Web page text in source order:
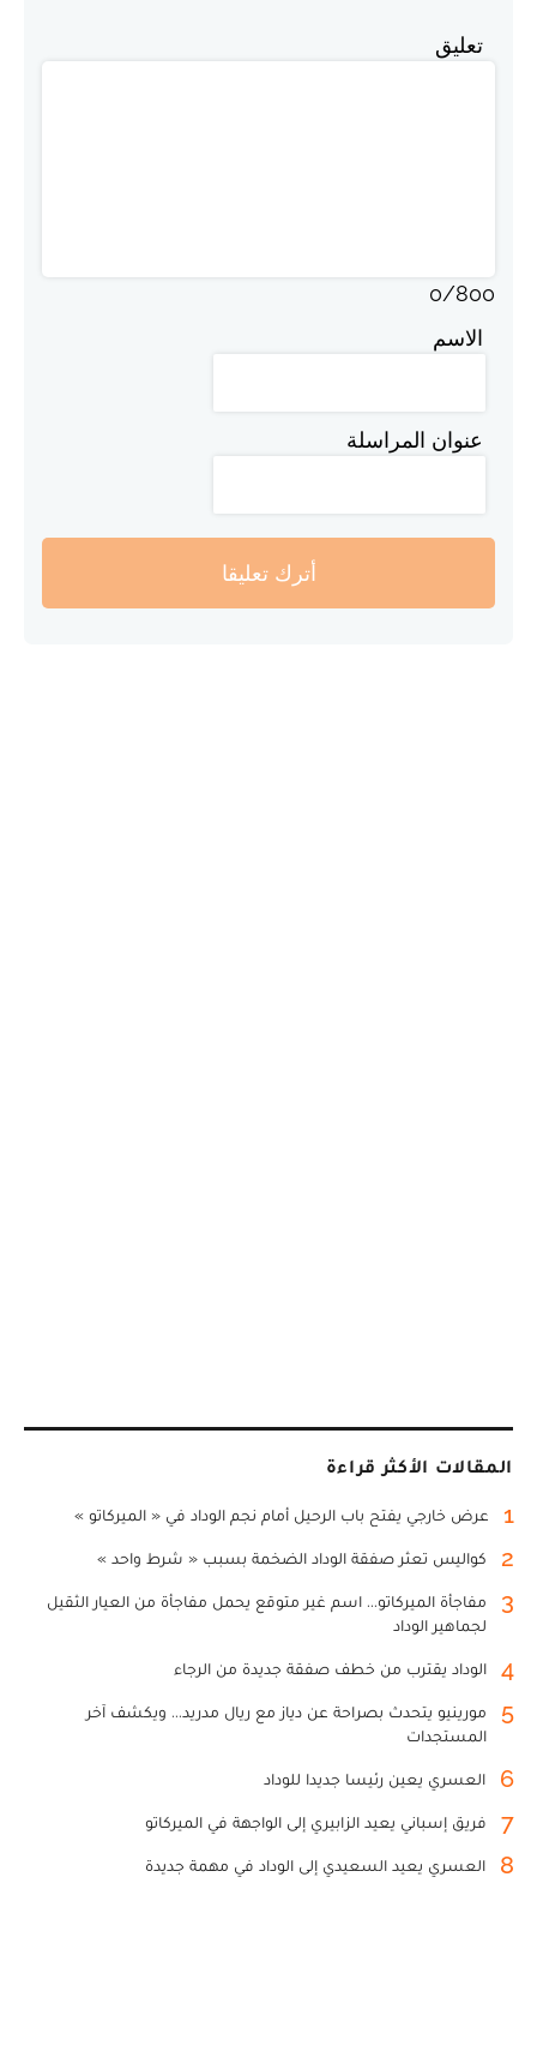
تعليق
0/800
الاسم
عنوان المراسلة
أترك تعليقا
المقالات الأكثر قراءة
1 عرض خارجي يفتح باب الرحيل أمام نجم الوداد في « الميركاتو »
2 كواليس تعثر صفقة الوداد الضخمة بسبب « شرط واحد »
3
مفاجأة الميركاتو... اسم غير متوقع يحمل مفاجأة من العيار الثقيل
لجماهير الوداد
4 الوداد يقترب من خطف صفقة جديدة من الرجاء
5
مورينيو يتحدث بصراحة عن دياز مع ريال مدريد... ويكشف آخر
المستجدات
6 العسري يعين رئيسا جديدا للوداد
7 فريق إسباني يعيد الزابيري إلى الواجهة في الميركاتو
8 العسري يعيد السعيدي إلى الوداد في مهمة جديدة